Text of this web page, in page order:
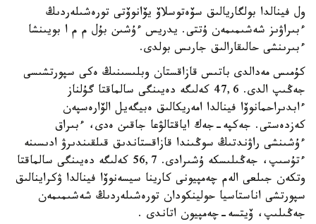
ول فينالدا بولگاريالىق سۆەتوسلاۆ يۆانوۆتى تورەشىلەردىڭ
ءبىراۋىز شەشىمىمەن ۇتتى. يدريس ءۇشىن بۇل م م ا بويىنشا
ءبىرىنشى حالىقارالىق جارىس بولدى.
كۇمىس مەدالدى باتىس قازاقستان وبلىسىنىڭ ەكى سپورتشىسى
جەڭىپ الدى. 47,6 كەلىگە دەيىنگى سالماقتا گۇلناز
ءابدىراحمانوۆا فينالدا امەريكالىق ەبيگەيل الۆارەسپەن
كەزدەستى. جەكپە-جەك اياقتالۋعا جاقىن ەدى، ءبىراق
ءۇشىنشى راۋندتىڭ سوڭىندا قازاقستاندىق قىلقىندىرۋ ادىسىنە
ءتۇسىپ، جەڭىلىسكە ۇشىرادى. 56,7 كەلىگە دەيىنگى سالماقتا
وتكەن جىلعى الەم چەمپيونى كارينا سيسەنوۆا فينالدا ۋكراينالىق
سپورتشى اناستاسيا حولينكودان تورەشىلەردىڭ شەشىمىمەن
جەڭىلىپ، ۆيتسە-چەمپيون اتاندى .